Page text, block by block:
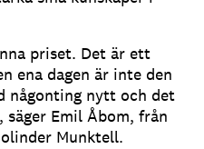
priset. Det är ett
ena dagen är inte den
någonting nytt och det
Emil Åbom, från
Munktell.